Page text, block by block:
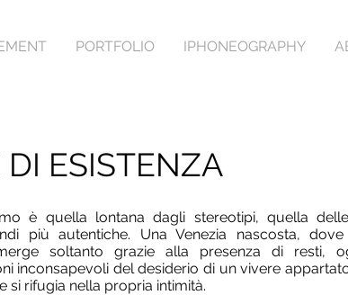
PORTFOLIO IPHONEOGRAPHY
DI ESISTENZA
è quella lontana dagli stereotipi, quella
più autentiche. Una Venezia nascosta,
soltanto grazie alla presenza di resti,
inconsapevoli del desiderio di un vivere
si rifugia nella propria intimità.